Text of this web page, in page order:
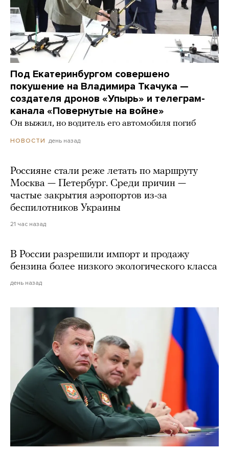
Под Екатеринбургом совершено
покушение на Владимира Ткачука —
создателя дронов «Упырь» и телеграм-
канала «Повернутые на войне»
Он выжил, но водитель его автомобиля погиб
НОВОСТИ день назад
Россияне стали реже летать по маршруту
Москва — Петербург. Среди причин —
частые закрытия аэропортов из-за
беспилотников Украины
21 час назад
В России разрешили импорт и продажу
бензина более низкого экологического класса
день назад